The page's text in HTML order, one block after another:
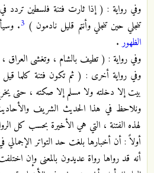
وفي رواية : ( إذا ثارت فتنة فلسطين تردد في
تنجلي حين تنجلي وأنتم قليل نادمون ) 3
.
الظهور.
وفي رواية : ( تطيف بالشام ، وتغشى العراق
وفي رواية أخرى : ( ثم تكون فتنة كلما
بيت إلا دخلته ولا مسلم إلا صكته ، حتى
ونلاحظ في هذا الحديث الشريف
لهذه الفتنة ، التي هي الأخيرة بحسب كل
أولاً : أن أخبارها بلغت حد التواتر الإجمالي
أنه قد رواها رواة عديدون بالمعنى وإن